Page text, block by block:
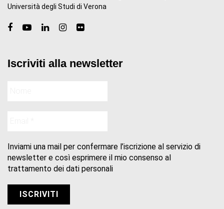
Università degli Studi di Verona
Iscriviti alla newsletter
Inviami una mail per confermare l’iscrizione al servizio di
newsletter e così esprimere il mio consenso al
trattamento dei dati personali